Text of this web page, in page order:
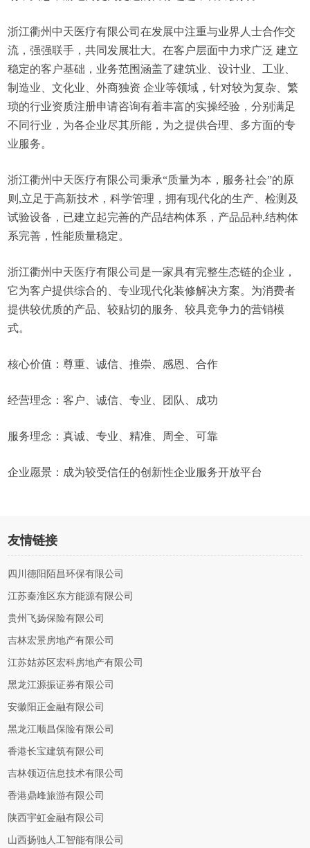
浙江衢州中天医疗有限公司在发展中注重与业界人士合作交
流，强强联手，共同发展壮大。在客户层面中力求广泛 建立
稳定的客户基础，业务范围涵盖了建筑业、设计业、工业、
制造业、文化业、外商独资 企业等领域，针对较为复杂、繁
琐的行业资质注册申请咨询有着丰富的实操经验，分别满足
不同行业，为各企业尽其所能，为之提供合理、多方面的专
业服务。
浙江衢州中天医疗有限公司秉承“质量为本，服务社会”的原
则,立足于高新技术，科学管理，拥有现代化的生产、检测及
试验设备，已建立起完善的产品结构体系，产品品种,结构体
系完善，性能质量稳定。
浙江衢州中天医疗有限公司是一家具有完整生态链的企业，
它为客户提供综合的、专业现代化装修解决方案。为消费者
提供较优质的产品、较贴切的服务、较具竞争力的营销模
式。
核心价值：尊重、诚信、推崇、感恩、合作
经营理念：客户、诚信、专业、团队、成功
服务理念：真诚、专业、精准、周全、可靠
企业愿景：成为较受信任的创新性企业服务开放平台
友情链接
四川德阳陌昌环保有限公司
江苏秦淮区东方能源有限公司
贵州飞扬保险有限公司
吉林宏景房地产有限公司
江苏姑苏区宏科房地产有限公司
黑龙江源振证券有限公司
安徽阳正金融有限公司
黑龙江顺昌保险有限公司
香港长宝建筑有限公司
吉林领迈信息技术有限公司
香港鼎峰旅游有限公司
陕西宇虹金融有限公司
山西扬驰人工智能有限公司